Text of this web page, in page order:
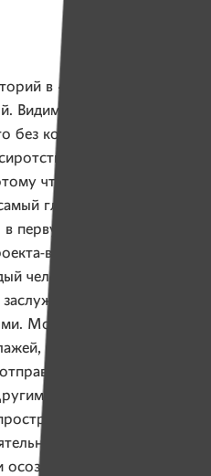
в «Именах»,
Видимо, я настолько
без колебаний решила
Я согласилась
что это совершенно
главный импульс,
первую очередь, — это
выставки и того, чем
человек и история,
внимания.
Мой проект называется
где центральным
словами,
в открытый
жизнь. И вот этот
потому что, без